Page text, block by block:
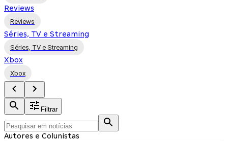
Reviews
Reviews
Séries, TV e Streaming
Séries, TV e Streaming
Xbox
Xbox
Filtrar
Autores e Colunistas